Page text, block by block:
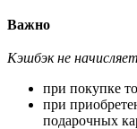
Важно
Кэшбэк не
при покупке
при
подарочных